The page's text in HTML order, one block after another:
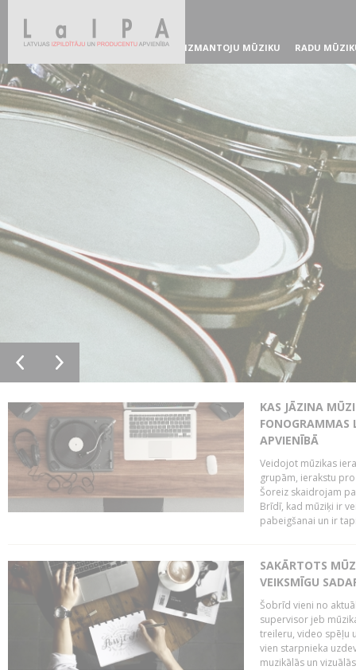
IZMANTOJU MŪZIKU RADU
KAS JĀZINA
FONOGRAMMAS
APVIENĪBĀ
Veidojot mūzikas
grupām, ierakstu
Šoreiz skaidrojam
Brīdī, kad mūziķi ir
pabeigšanai un ir
SAKĀRTOTS
VEIKSMĪGU
Šobrīd vieni no
supervisor jeb
treileru, video spēļu
vien starpnieka
muzikālās un